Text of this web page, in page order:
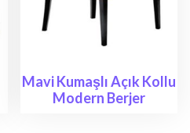
Mavi Kumaşlı Açık Kollu
Modern Berjer